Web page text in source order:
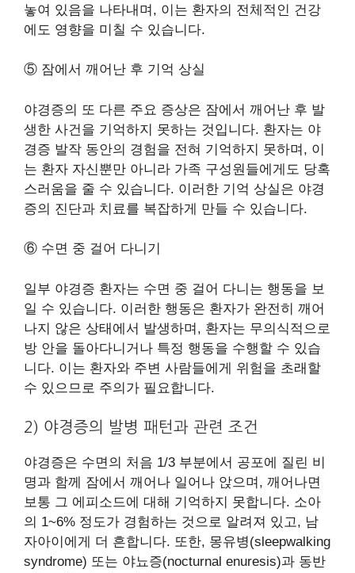
놓여 있음을 나타내며, 이는 환자의 전체적인 건강
에도 영향을 미칠 수 있습니다.
⑤ 잠에서 깨어난 후 기억 상실
야경증의 또 다른 주요 증상은 잠에서 깨어난 후 발
생한 사건을 기억하지 못하는 것입니다. 환자는 야
경증 발작 동안의 경험을 전혀 기억하지 못하며, 이
는 환자 자신뿐만 아니라 가족 구성원들에게도 당혹
스러움을 줄 수 있습니다. 이러한 기억 상실은 야경
증의 진단과 치료를 복잡하게 만들 수 있습니다.
⑥ 수면 중 걸어 다니기
일부 야경증 환자는 수면 중 걸어 다니는 행동을 보
일 수 있습니다. 이러한 행동은 환자가 완전히 깨어
나지 않은 상태에서 발생하며, 환자는 무의식적으로
방 안을 돌아다니거나 특정 행동을 수행할 수 있습
니다. 이는 환자와 주변 사람들에게 위험을 초래할
수 있으므로 주의가 필요합니다.
2) 야경증의 발병 패턴과 관련 조건
야경증은 수면의 처음 1/3 부분에서 공포에 질린 비
명과 함께 잠에서 깨어나 일어나 앉으며, 깨어나면
보통 그 에피소드에 대해 기억하지 못합니다. 소아
의 1~6% 정도가 경험하는 것으로 알려져 있고, 남
자아이에게 더 흔합니다. 또한, 몽유병(sleepwalking
syndrome) 또는 야뇨증(nocturnal enuresis)과 동반